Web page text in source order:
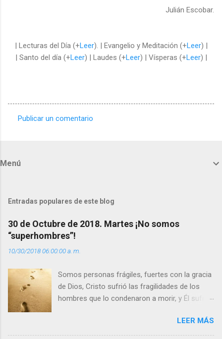
Julián Escobar.
| Lecturas del Día (+Leer). | Evangelio y Meditación (+Leer) |
| Santo del día (+Leer) | Laudes (+Leer) | Vísperas (+Leer) |
t
r
i
o
s
Publicar un comentario
Menú
Entradas populares de este blog
30 de Octubre de 2018. Martes ¡No somos
“superhombres”!
10/30/2018 06:00:00 a. m.
Somos personas frágiles, fuertes con la gracia
de Dios, Cristo sufrió las fragilidades de los
hombres que lo condenaron a morir, y Él sufrió
enseña Jesucristo? Que, si seguimos sus
huellas, sin ser superhombres, podemos
LEER MÁS